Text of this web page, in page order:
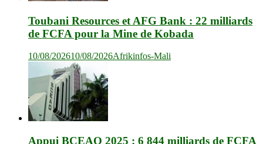
Toubani Resources et AFG Bank : 22 milliards
de FCFA pour la Mine de Kobada
10/08/202610/08/2026Afrikinfos-Mali
Appui BCEAO 2025 : 6 844 milliards de FCFA